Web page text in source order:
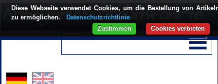
Diese Webseite verwendet Cookies, um die Bestellung von
zu ermöglichen.
Datenschutzrichtlinie
Cookies verbieten
Zustimmen